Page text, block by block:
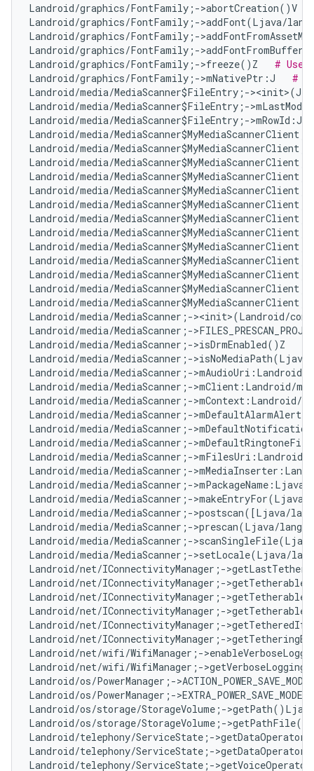
Landroid/graphics/FontFamily;->abortCreation()V
Landroid/graphics/FontFamily;->addFont(Ljava/
Landroid/graphics/FontFamily;-
Landroid/graphics/FontFamily;-
Landroid/graphics/FontFamily;->freeze()Z # Use
Landroid/graphics/FontFamily;->mNativePtr:J #
Landroid/media/MediaScanner$FileEntry;-
Landroid/media/MediaScanner$FileEntry;-
Landroid/media/MediaScanner$FileEntry;-
Landroid/media/
Landroid/media/
Landroid/media/
Landroid/media/
Landroid/media/
Landroid/media/
Landroid/media/
Landroid/media/
Landroid/media/
Landroid/media/
Landroid/media/
Landroid/media/
Landroid/media/
Landroid/media/MediaScanner;-
Landroid/media/MediaScanner;-
Landroid/media/MediaScanner;->isDrmEnabled()Z
Landroid/media/MediaScanner;-
Landroid/media/MediaScanner;-
Landroid/media/MediaScanner;->mClient:Landroid/
Landroid/media/MediaScanner;-
Landroid/media/MediaScanner;-
Landroid/media/MediaScanner;-
Landroid/media/MediaScanner;-
Landroid/media/MediaScanner;-
Landroid/media/MediaScanner;-
Landroid/media/MediaScanner;-
Landroid/media/MediaScanner;-
Landroid/media/MediaScanner;-
Landroid/media/MediaScanner;->prescan(Ljava/
Landroid/media/MediaScanner;-
Landroid/media/MediaScanner;-
Landroid/net/IConnectivityManager;-
Landroid/net/IConnectivityManager;-
Landroid/net/IConnectivityManager;-
Landroid/net/IConnectivityManager;-
Landroid/net/IConnectivityManager;-
Landroid/net/IConnectivityManager;-
Landroid/net/wifi/WifiManager;-
Landroid/net/wifi/WifiManager;-
Landroid/os/PowerManager;-
Landroid/os/PowerManager;-
Landroid/os/storage/StorageVolume;-
Landroid/os/storage/StorageVolume;-
Landroid/telephony/ServiceState;-
Landroid/telephony/ServiceState;-
Landroid/telephony/ServiceState;-